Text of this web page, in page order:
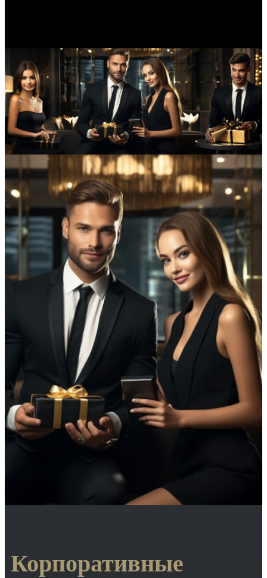
Корпоративные